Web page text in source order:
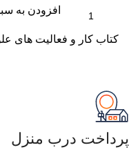
افزودن به
کتاب کار و فعالیت های
پرداخت درب منزل